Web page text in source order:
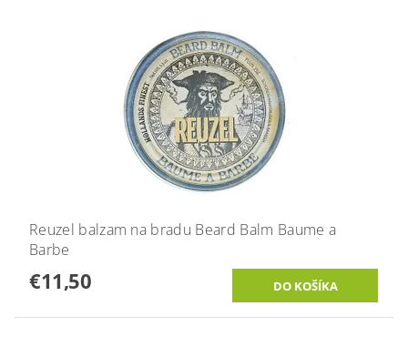
Reuzel balzam na bradu Beard Balm Baume a
Barbe
€11,50